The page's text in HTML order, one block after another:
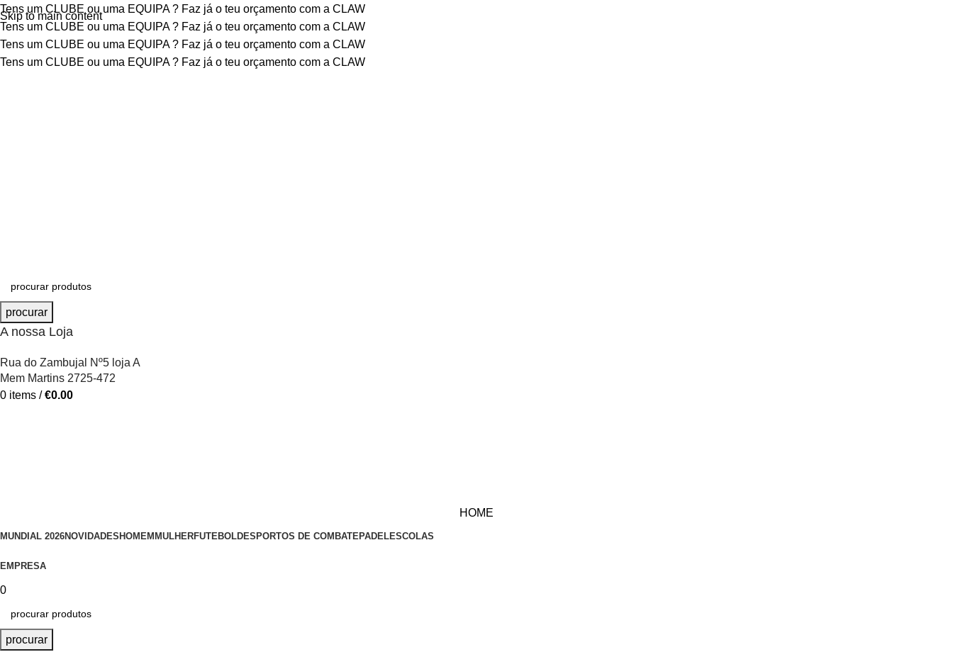
Skip to main content
Tens um CLUBE ou uma EQUIPA ? Faz já o teu orçamento com a CLAW
Tens um CLUBE ou uma EQUIPA ? Faz já o teu orçamento com a CLAW
Tens um CLUBE ou uma EQUIPA ? Faz já o teu orçamento com a CLAW
Tens um CLUBE ou uma EQUIPA ? Faz já o teu orçamento com a CLAW
procurar
A nossa Loja
Rua do Zambujal Nº5 loja A
Mem Martins 2725-472
0 items / €0.00
HOME
MUNDIAL 2026NOVIDADESHOMEMMULHERFUTEBOLDESPORTOS DE COMBATEPADELESCOLAS
EMPRESA
0
procurar